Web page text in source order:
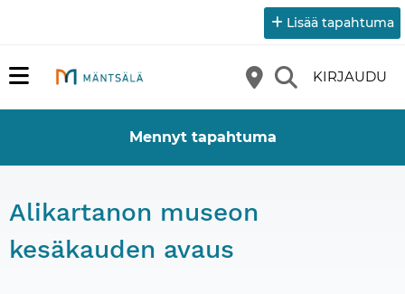
Lisää tapahtuma
KIRJAUDU
Mennyt tapahtuma
Alikartanon museon
kesäkauden avaus